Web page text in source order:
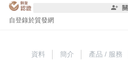
自登錄於貿發網
資料 簡介 產品 / 服務